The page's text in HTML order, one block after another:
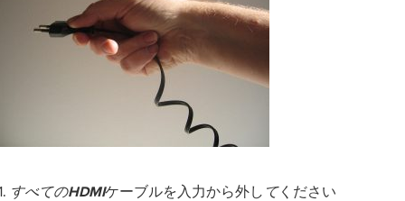
すべてのHDMIケーブルを入力から外し てください